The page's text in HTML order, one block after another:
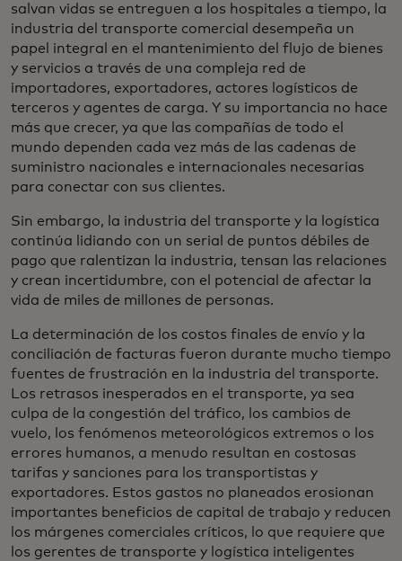
salvan vidas se entreguen a los hospitales a tiempo, la
industria del transporte comercial desempeña un
papel integral en el mantenimiento del flujo de bienes
y servicios a través de una compleja red de
importadores, exportadores, actores logísticos de
terceros y agentes de carga. Y su importancia no hace
más que crecer, ya que las compañías de todo el
mundo dependen cada vez más de las cadenas de
suministro nacionales e internacionales necesarias
para conectar con sus clientes.
Sin embargo, la industria del transporte y la logística
continúa lidiando con un serial de puntos débiles de
pago que ralentizan la industria, tensan las relaciones
y crean incertidumbre, con el potencial de afectar la
vida de miles de millones de personas.
La determinación de los costos finales de envío y la
conciliación de facturas fueron durante mucho tiempo
fuentes de frustración en la industria del transporte.
Los retrasos inesperados en el transporte, ya sea
culpa de la congestión del tráfico, los cambios de
vuelo, los fenómenos meteorológicos extremos o los
errores humanos, a menudo resultan en costosas
tarifas y sanciones para los transportistas y
exportadores. Estos gastos no planeados erosionan
importantes beneficios de capital de trabajo y reducen
los márgenes comerciales críticos, lo que requiere que
los gerentes de transporte y logística inteligentes